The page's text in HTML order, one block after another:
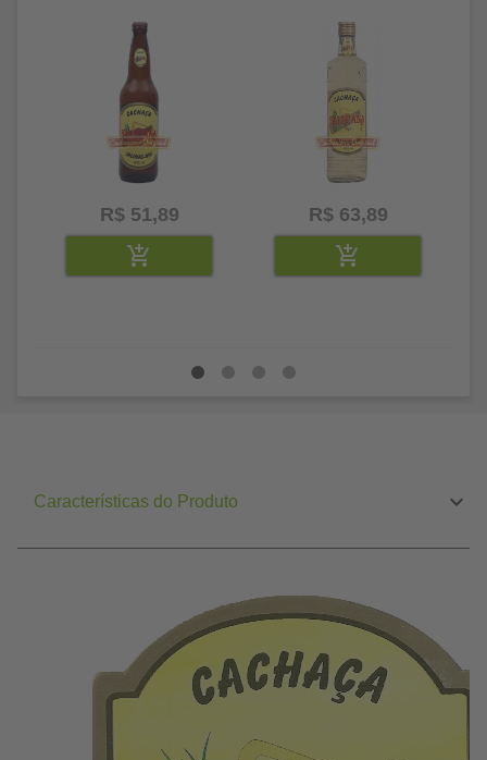
R$ 51,89 R$ 63,89
Características do Produto